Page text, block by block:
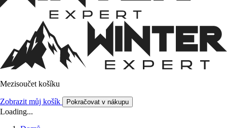
Mezisoučet košíku
Zobrazit můj košík Pokračovat v nákupu
Loading...